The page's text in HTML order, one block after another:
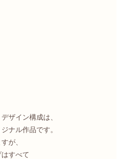
ザイン構成は、
ナル作品です。
が、
すべて